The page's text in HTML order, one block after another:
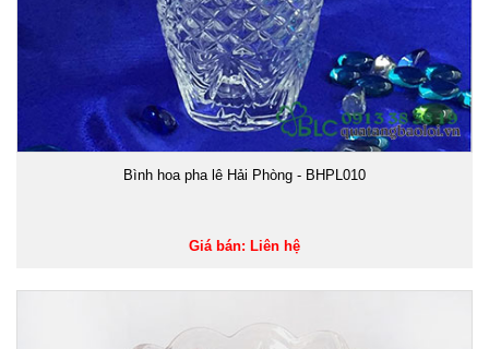
Bình hoa pha lê Hải Phòng - BHPL010
Giá bán: Liên hệ